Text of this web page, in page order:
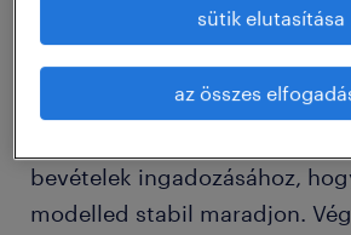
rugalmasságát. A külvilág
legyen az kemény verseny
konfliktus. Tudnod kell, hogy a
bevételek ingadozásához,
modelled stabil maradjon.
sütik elutasítása
az összes